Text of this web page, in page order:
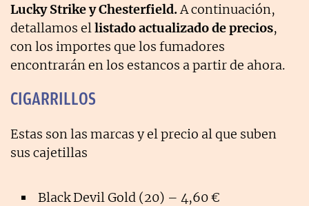
Lucky Strike y Chesterfield.A continuación,
detallamos ellistado actualizado de precios,
con los importes que los fumadores
encontrarán en los estancos a partir de ahora.
CIGARRILLOS
Estas son las marcas y el precio al que suben
sus cajetillas
Black Devil Gold (20) – 4,60 €